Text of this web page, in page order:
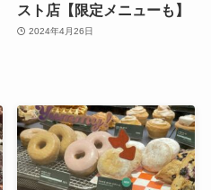
スト店【限定メニューも】
2024年4月26日